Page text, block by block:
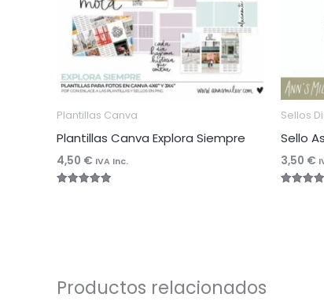
Plantillas Canva
Plantillas Canva Explora Siempre
4,50 € IVA Inc.
Sellos
Sello
3,50 €
Productos relacionados